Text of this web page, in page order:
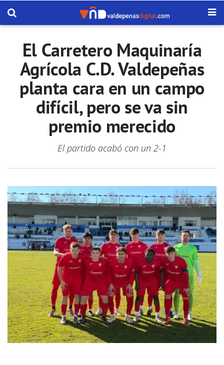
El Carretero Maquinaría
Agrícola C.D. Valdepeñas
planta cara en un campo
difícil, pero se va sin
premio merecido
El partido acabó con un 2-1